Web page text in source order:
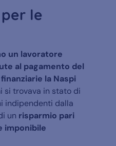
le
un lavoratore
al pagamento del
la Naspi
si trovava in stato di
indipendenti dalla
un risparmio pari
imponibile